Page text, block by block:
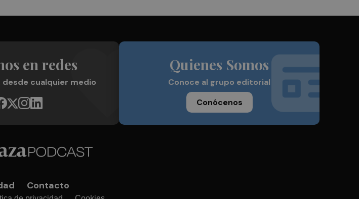
en redes
desde cualquier medio
Quienes Somos
Conoce al grupo editorial
Conócenos
Contacto